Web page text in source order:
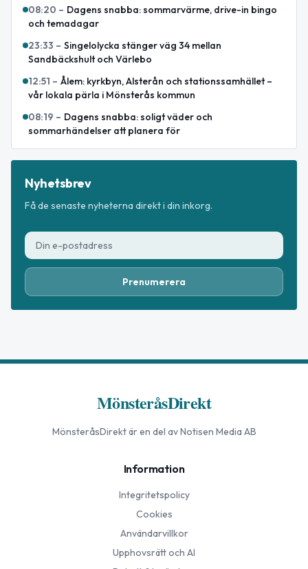
08:20 – Dagens snabba: sommarvärme, drive-in bingo
och temadagar
23:33 – Singelolycka stänger väg 34 mellan
Sandbäckshult och Värlebo
12:51 – Ålem: kyrkbyn, Alsterån och stationssamhället –
vår lokala pärla i Mönsterås kommun
08:19 – Dagens snabba: soligt väder och
sommarhändelser att planera för
Nyhetsbrev
Få de senaste nyheterna direkt i din inkorg.
Prenumerera
MönsteråsDirekt
MönsteråsDirektär en del av Notisen Media AB
Information
Integritetspolicy
Cookies
Användarvillkor
Upphovsrätt och AI